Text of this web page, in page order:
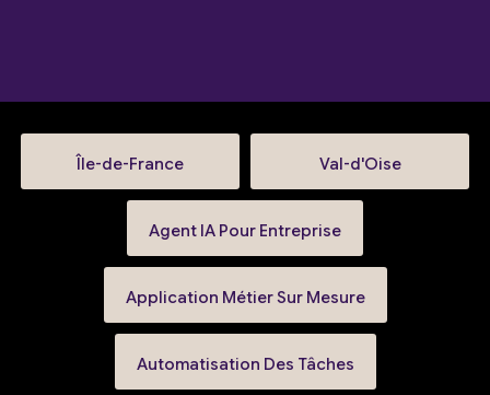
Île-de-France Val-d'Oise
Agent IA Pour Entreprise
Application Métier Sur Mesure
Automatisation Des Tâches